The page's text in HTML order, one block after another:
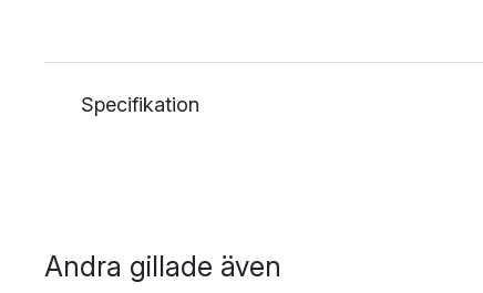
Specifikation
Andra gillade även